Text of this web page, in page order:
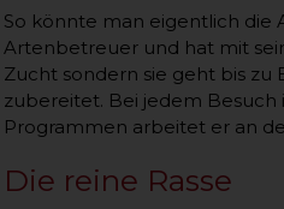
So könnte man eigentlich die
Artenbetreuer und hat mit
Zucht sondern sie geht bis
zubereitet. Bei jedem Besuch
Programmen arbeitet er an
Die reine Rasse